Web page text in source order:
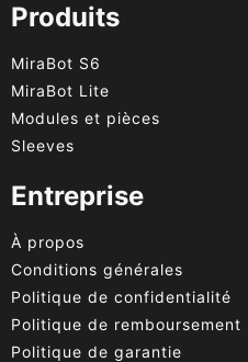
Produits
MiraBot S6
MiraBot Lite
Modules et pièces
Sleeves
Entreprise
À propos
Conditions générales
Politique de confidentialité
Politique de remboursement
Politique de garantie